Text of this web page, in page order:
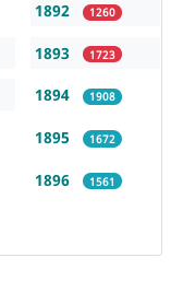
1892 1260
1893 1723
1894 1908
1895 1672
1896 1561